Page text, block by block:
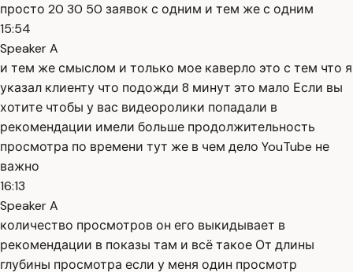
просто 20 30 50 заявок с одним и тем же с одним
15:54
Speaker A
и тем же смыслом и только мое каверло это с тем что я
указал клиенту что подожди 8 минут это мало Если вы
хотите чтобы у вас видеоролики попадали в
рекомендации имели больше продолжительность
просмотра по времени тут же в чем дело YouTube не
важно
16:13
Speaker A
количество просмотров он его выкидывает в
рекомендации в показы там и всё такое От длины
глубины просмотра если у меня один просмотр